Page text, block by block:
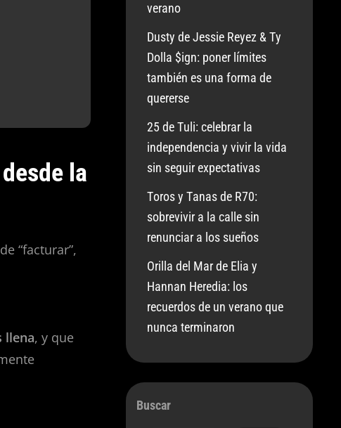
la
“facturar”,
llena, y que
verano
Dusty de Jessie Reyez & Ty
Dolla $ign: poner límites
también es una forma de
quererse
25 de Tuli: celebrar la
independencia y vivir la vida
sin seguir expectativas
Toros y Tanas de R70:
sobrevivir a la calle sin
renunciar a los sueños
Orilla del Mar de Elia y
Hannan Heredia: los
recuerdos de un verano que
nunca terminaron
Buscar